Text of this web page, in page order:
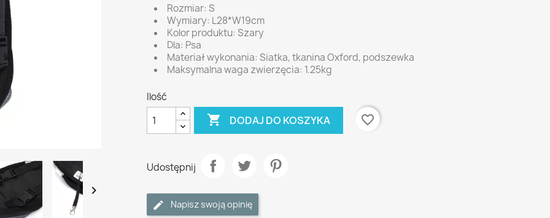

Rozmiar: S
Wymiary: L28*W19cm
Kolor produktu: Szary
Dla: Psa
Materiał wykonania: Siatka, tkanina Oxford, podszewka
Maksymalna waga zwierzęcia: 1.25kg
Ilość
 DODAJ DO KOSZYKA favorite_border
Udostępnij
Napisz swoją opinię